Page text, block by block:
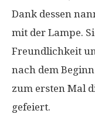
Dank dessen
mit der Lampe.
Freundlichkeit
nach dem
zum ersten Mal
gefeiert.